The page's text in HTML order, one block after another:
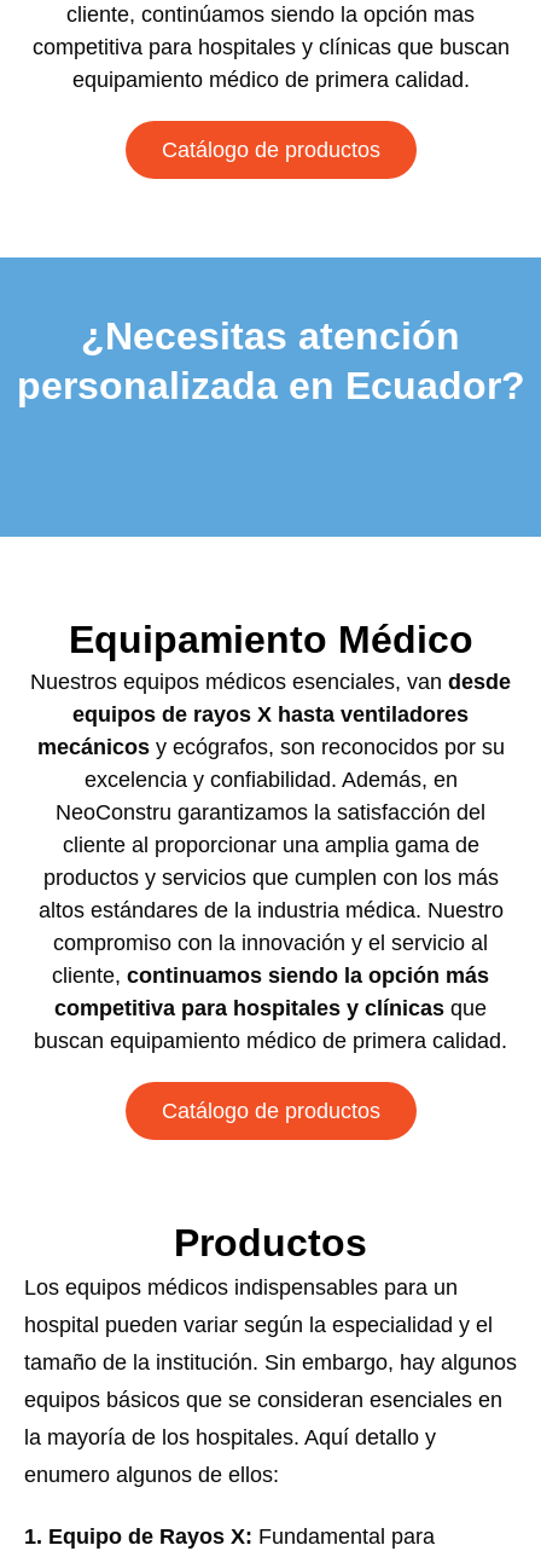
cliente, continúamos siendo la opción mas
competitiva para hospitales y clínicas que buscan
equipamiento médico de primera calidad.
Catálogo de productos
¿Necesitas atención
personalizada en Ecuador?
Equipamiento Médico
Nuestros equipos médicos esenciales, van desde
equipos de rayos X hasta ventiladores
mecánicosy ecógrafos, son reconocidos por su
excelencia y confiabilidad. Además, en
NeoConstru garantizamos la satisfacción del
cliente al proporcionar una amplia gama de
productos y servicios que cumplen con los más
altos estándares de la industria médica. Nuestro
compromiso con la innovación y el servicio al
cliente, continuamos siendo la opción más
competitiva para hospitales y clínicas que
buscan equipamiento médico de primera calidad.
Catálogo de productos
Productos
Los equipos médicos indispensables para un
hospital pueden variar según la especialidad y el
tamaño de la institución. Sin embargo, hay algunos
equipos básicos que se consideran esenciales en
la mayoría de los hospitales. Aquí detallo y
enumero algunos de ellos:
1. Equipo de Rayos X: Fundamental para